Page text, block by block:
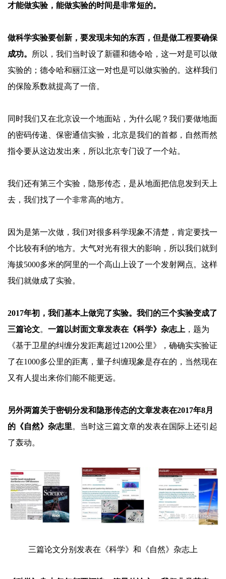
才能做实验，能做实验的时间是非常短的。
做科学实验要创新，要发现未知的东西，但是做工程要确保
成功。
所以，我们当时设了新疆和德令哈，这一对是可以做
实验的；德令哈和丽江这一对也是可以做实验的。这样我们
的保险系数就提高了一倍。
同时我们又在北京设一个地面站，为什么呢？我们要做地面
的密码传递、保密通信实验，北京是我们的首都，自然而然
指令要从这边发出来，所以北京专门设了一个站。
我们还有第三个实验，隐形传态，是从地面把信息发到天上
去，我们找了一个非常高的地方。
因为是第一次做，我们对很多科学现象不清楚，肯定要找一
个比较有利的地方。大气对光有很大的影响，所以我们就到
海拔5000多米的阿里的一个高山上设了一个发射网点。这样
我们就做成了实验。
2017年初，我们基本上做完了实验。我们的三个实验变成了
三篇论文。 一篇以封面文章发表在《科学》杂志上 ，题为
《基于卫星的纠缠分发距离超过1200公里》，确确实实验证
了在1000多公里的距离，量子纠缠现象是存在的，当然现在
又有人提出来你们能不能更远。
另外两篇关于密钥分发和隐形传态的文章发表在2017年8月
的《自然》杂志里。当时这三篇文章的发表在国际上还引起
了轰动。
三篇论文分别发表在《科学》和《自然》杂志上